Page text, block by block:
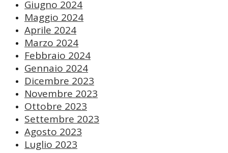
Giugno 2024
Maggio 2024
Aprile 2024
Marzo 2024
Febbraio 2024
Gennaio 2024
Dicembre 2023
Novembre 2023
Ottobre 2023
Settembre 2023
Agosto 2023
Luglio 2023